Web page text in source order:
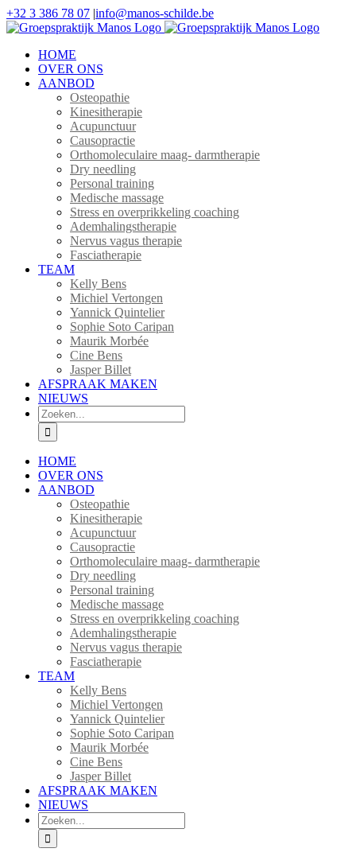
Ga
naar
+32 3 386 78 07 |info@manos-schilde.be
Facebook
Instagram
HOME
OVER ONS
AANBOD
Osteopathie
Kinesitherapie
Acupunctuur
Causopractie
Orthomoleculaire maag- darmtherapie
Dry needling
Personal training
Medische massage
Stress en overprikkeling coaching
Ademhalingstherapie
Nervus vagus therapie
Fasciatherapie
TEAM
Kelly Bens
Michiel Vertongen
Yannick Quintelier
Sophie Soto Caripan
Maurik Morbée
Cine Bens
Jasper Billet
AFSPRAAK MAKEN
NIEUWS
Zoeken
naar:
HOME
OVER ONS
AANBOD
Osteopathie
Kinesitherapie
Acupunctuur
Causopractie
Orthomoleculaire maag- darmtherapie
Dry needling
Personal training
Medische massage
Stress en overprikkeling coaching
Ademhalingstherapie
Nervus vagus therapie
Fasciatherapie
TEAM
Kelly Bens
Michiel Vertongen
Yannick Quintelier
Sophie Soto Caripan
Maurik Morbée
Cine Bens
Jasper Billet
AFSPRAAK MAKEN
NIEUWS
Zoeken
naar: